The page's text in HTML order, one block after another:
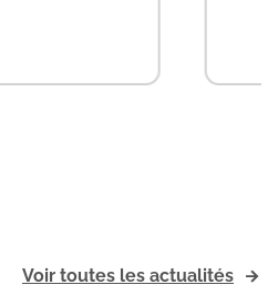
Voir toutes les actualités